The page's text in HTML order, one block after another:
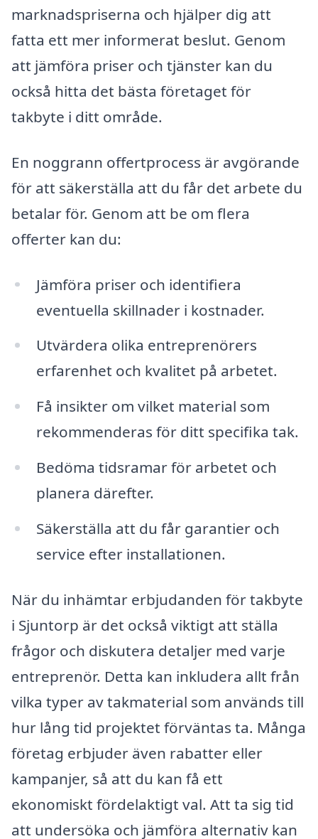
marknadspriserna och hjälper dig att
fatta ett mer informerat beslut. Genom
att jämföra priser och tjänster kan du
också hitta det bästa företaget för
takbyte i ditt område.
En noggrann offertprocess är avgörande
för att säkerställa att du får det arbete du
betalar för. Genom att be om flera
offerter kan du:
Jämföra priser och identifiera
eventuella skillnader i kostnader.
Utvärdera olika entreprenörers
erfarenhet och kvalitet på arbetet.
Få insikter om vilket material som
rekommenderas för ditt specifika tak.
Bedöma tidsramar för arbetet och
planera därefter.
Säkerställa att du får garantier och
service efter installationen.
När du inhämtar erbjudanden för takbyte
i Sjuntorp är det också viktigt att ställa
frågor och diskutera detaljer med varje
entreprenör. Detta kan inkludera allt från
vilka typer av takmaterial som används till
hur lång tid projektet förväntas ta. Många
företag erbjuder även rabatter eller
kampanjer, så att du kan få ett
ekonomiskt fördelaktigt val. Att ta sig tid
att undersöka och jämföra alternativ kan